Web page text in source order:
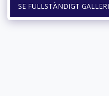
SE FULLSTÄNDIGT GALLERI